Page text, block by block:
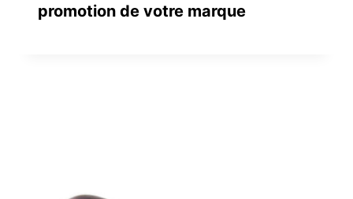
promotion de votre marque